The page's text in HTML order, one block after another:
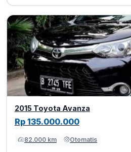
2015 Toyota Avanza
Rp 135.000.000
82.000 km Otomatis